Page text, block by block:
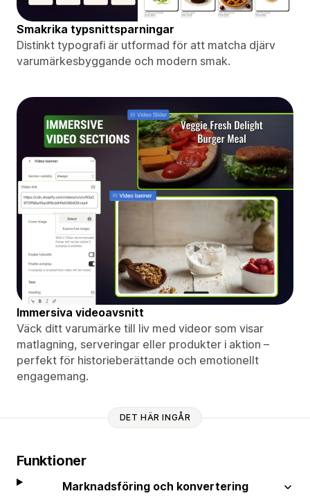
Smakrika typsnittsparningar
Distinkt typografi är utformad för att matcha djärv
varumärkesbyggande och modern smak.
Immersiva videoavsnitt
Väck ditt varumärke till liv med videor som visar
matlagning, serveringar eller produkter i aktion –
perfekt för historieberättande och emotionellt
engagemang.
DET HÄR INGÅR
Funktioner
Marknadsföring och konvertering